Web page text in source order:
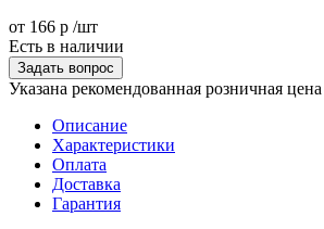
от 166 р /шт
Есть в наличии
Задать вопрос
Указана рекомендованная розничная цена
Описание
Характеристики
Оплата
Доставка
Гарантия